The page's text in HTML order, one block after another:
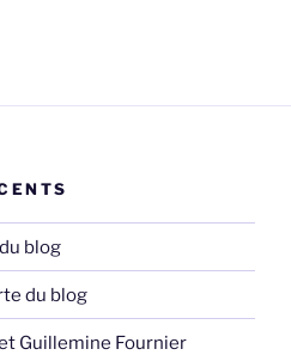
blog
du blog
Guillemine Fournier